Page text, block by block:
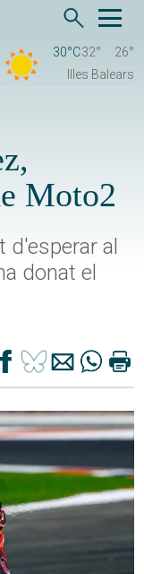
30°C32°
26°
Illes Balears
Moto2
d'esperar al
donat el